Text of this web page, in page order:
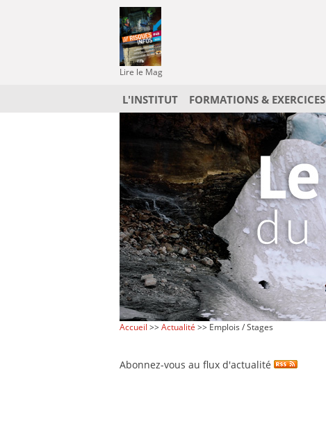
Lire le Mag
L'INSTITUT FORMATIONS & EXERCICES
Accueil >>Actualité >> Emplois / Stages
Abonnez-vous au flux d'actualité